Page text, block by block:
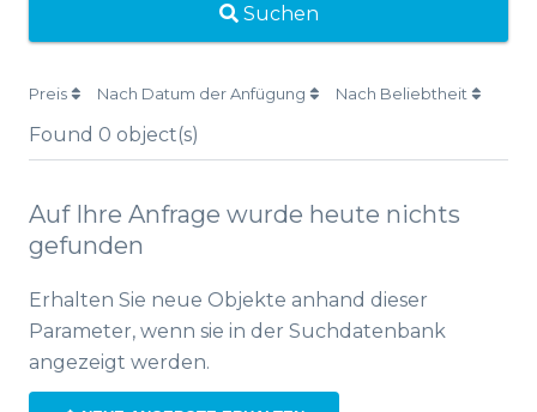
Suchen
Preis Nach Datum der Anfügung Nach Beliebtheit
Found 0 object(s)
Auf Ihre Anfrage wurde heute nichts
gefunden
Erhalten Sie neue Objekte anhand dieser
Parameter, wenn sie in der Suchdatenbank
angezeigt werden.